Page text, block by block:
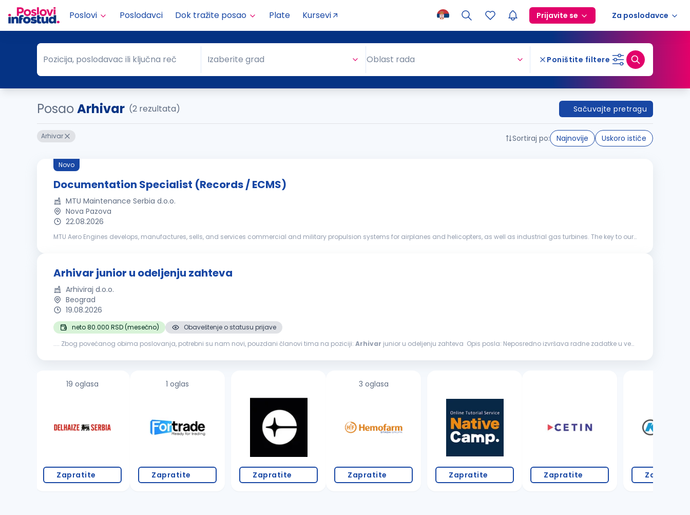
Poslovi Poslodavci Dok tražite posao Plate Kursevi Prijavite se Za poslodavce
Pozicija, poslodavac ili ključna reč
Pozicija, poslodavac ili ključna reč Grad
Izaberite grad Oblast rada Poništite filtere
PosaoArhivar (2 rezultata) Sačuvajte pretragu
Arhivar Sortiraj po: Najnovije Uskoro ističe
Novo
Documentation Specialist (Records / ECMS)
MTU Maintenance Serbia d.o.o.
Nova Pazova
22.08.2026
MTU Aero Engines develops, manufactures, sells, and services commercial and military propulsion systems for airplanes and helicopters, as well as industrial gas turbines. The key to our
Arhivar junior u odeljenju zahteva
Arhiviraj d.o.o.
Beograd
19.08.2026
neto 80.000 RSD (mesečno)
Obaveštenje o statusu prijave
.... Zbog povećanog obima poslovanja, potrebni su nam novi, pouzdani članovi tima na poziciji: Arhivar junior u odeljenju zahteva Opis posla: Neposredno izvršava radne zadatke u vezi
19 oglasa
Zapratite
1 oglas
Zapratite Zapratite
3 oglasa
Zapratite Zapratite Zapratite Zapratite